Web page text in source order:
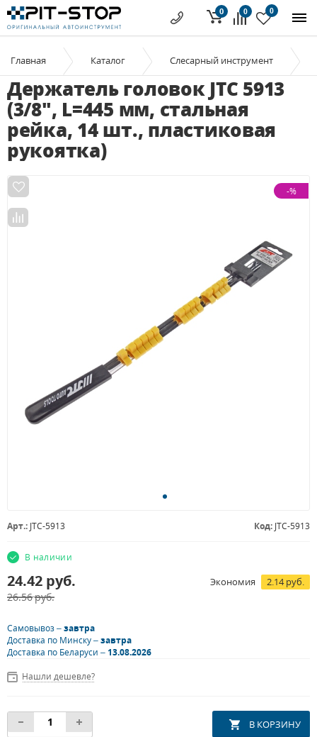
0 0
0
Главная Каталог Слесарный инструмент
Держатель головок JTC 5913
(3/8", L=445 мм, стальная
рейка, 14 шт., пластиковая
рукоятка)
-%
Арт.: JTC-5913 Код: JTC-5913
В наличии
24.42 руб.
26.56руб.
Экономия 2.14 руб.
Самовывоз –завтра
Доставка по Минску –завтра
Доставка по Беларуси –13.08.2026
Нашли дешевле?